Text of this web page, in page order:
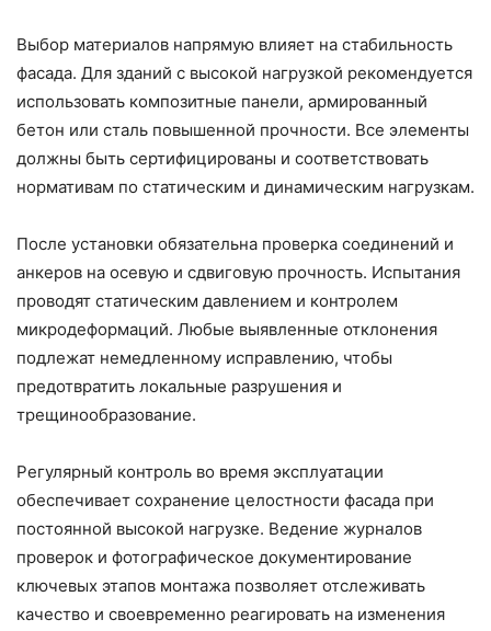
Выбор материалов напрямую влияет на стабильность
фасада. Для зданий с высокой нагрузкой рекомендуется
использовать композитные панели, армированный
бетон или сталь повышенной прочности. Все элементы
должны быть сертифицированы и соответствовать
нормативам по статическим и динамическим нагрузкам.
После установки обязательна проверка соединений и
анкеров на осевую и сдвиговую прочность. Испытания
проводят статическим давлением и контролем
микродеформаций. Любые выявленные отклонения
подлежат немедленному исправлению, чтобы
предотвратить локальные разрушения и
трещинообразование.
Регулярный контроль во время эксплуатации
обеспечивает сохранение целостности фасада при
постоянной высокой нагрузке. Ведение журналов
проверок и фотографическое документирование
ключевых этапов монтажа позволяет отслеживать
качество и своевременно реагировать на изменения